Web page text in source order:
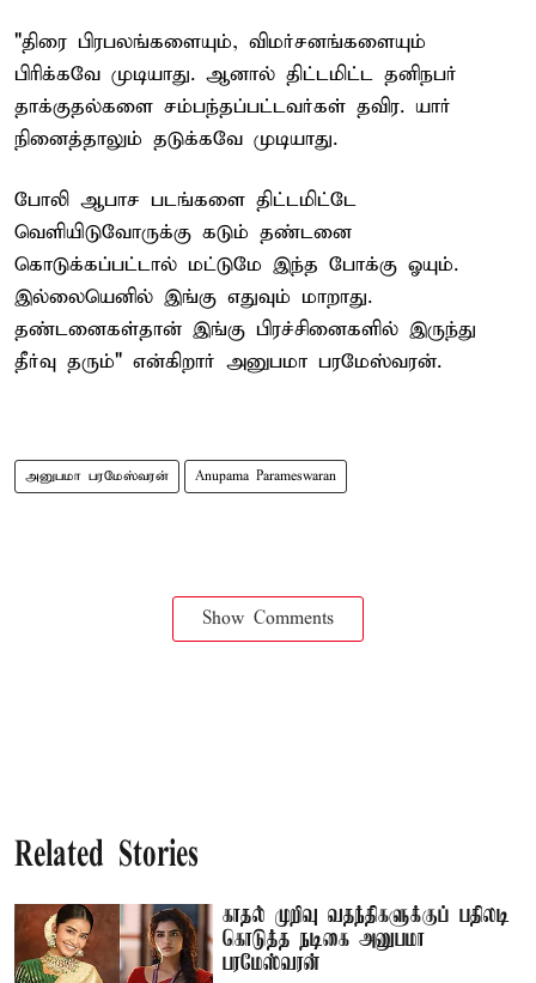
"திரை பிரபலங்களையும், விமர்சனங்களையும்
பிரிக்கவே முடியாது. ஆனால் திட்டமிட்ட தனிநபர்
தாக்குதல்களை சம்பந்தப்பட்டவர்கள் தவிர. யார்
நினைத்தாலும் தடுக்கவே முடியாது.
போலி ஆபாச படங்களை திட்டமிட்டே
வெளியிடுவோருக்கு கடும் தண்டனை
கொடுக்கப்பட்டால் மட்டுமே இந்த போக்கு ஓயும்.
இல்லையெனில் இங்கு எதுவும் மாறாது.
தண்டனைகள்தான் இங்கு பிரச்சினைகளில் இருந்து
தீர்வு தரும்" என்கிறார் அனுபமா பரமேஸ்வரன்.
அனுபமா பரமேஸ்வரன் Anupama Parameswaran
Show Comments
Related Stories
காதல் முறிவு வதந்திகளுக்குப் பதிலடி
கொடுத்த நடிகை அனுபமா
பரமேஸ்வரன்